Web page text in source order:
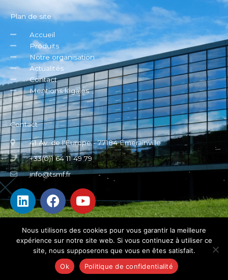
Plan de site
Accueil
Produits
Notre organisation
Actualités
Contact
Mentions légales
Contact
41 Av. de l'Europe - 77184 Émerainville
+33(0)1 64 11 49 79
info@tsmf.fr
L
i
n
k
e
F
a
c
e
b
o
o
Y
o
u
t
u
b
e
Copyright © 2026 Trimos Sylvac France
Réalisé par Leman Web Digital
Nous utilisons des cookies pour vous garantir la meilleure
expérience sur notre site web. Si vous continuez à utiliser ce
site, nous supposerons que vous en êtes satisfait.
Ok
Politique de confidentialité